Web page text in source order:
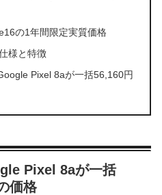
の1年間限定実質価格
様と特徴
Pixel 8aが一括56,160円
Pixel 8aが一括
価格